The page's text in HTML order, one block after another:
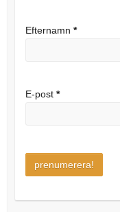
Efternamn *
E-post *